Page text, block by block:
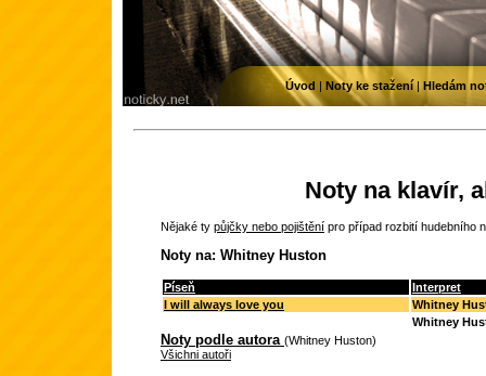
Noty na klavír,
Nějaké ty půjčky nebo pojištění pro případ rozbití hudebního
Noty na: Whitney Huston
Píseň
Interpret
I will always love you
Whitney
Whitney
Noty podle autora (Whitney Huston)
Všichni autoři
Úvod | Noty ke stažení| Hledám